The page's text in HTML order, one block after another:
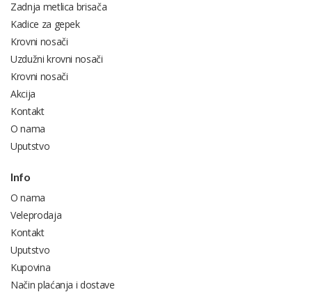
Zadnja metlica brisača
Kadice za gepek
Krovni nosači
Uzdužni krovni nosači
Krovni nosači
Akcija
Kontakt
O nama
Uputstvo
Info
O nama
Veleprodaja
Kontakt
Uputstvo
Kupovina
Način plaćanja i dostave